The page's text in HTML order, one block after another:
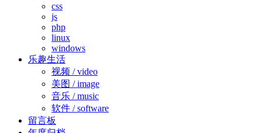
css
js
php
linux
windows
乐趣生活
视频 / video
美图 / image
音乐 / music
软件 / software
留言板